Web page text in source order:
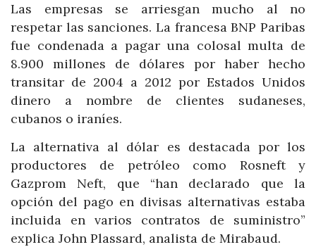
Las empresas se arriesgan mucho al no
respetar las sanciones. La francesa BNP Paribas
fue condenada a pagar una colosal multa de
8.900 millones de dólares por haber hecho
transitar de 2004 a 2012 por Estados Unidos
dinero a nombre de clientes sudaneses,
cubanos o iraníes.
La alternativa al dólar es destacada por los
productores de petróleo como Rosneft y
Gazprom Neft, que “han declarado que la
opción del pago en divisas alternativas estaba
incluida en varios contratos de suministro”
explica John Plassard, analista de Mirabaud.